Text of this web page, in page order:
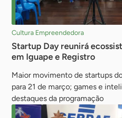
Cultura Empreendedora
Startup Day reunirá
em Iguape e Registro
Maior movimento de startups
para 21 de março; games e
destaques da programação